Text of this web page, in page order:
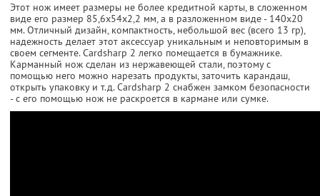
Этот нож имеет размеры не более кредитной карты, в сложенном
виде его размер 85,6x54x2,2 мм, а в разложенном виде - 140x20
мм. Отличный дизайн, компактность, небольшой вес (всего 13 гр),
надежность делает этот аксессуар уникальным и неповторимым в
своем сегменте. Cardsharp 2 легко помещается в бумажнике.
Карманный нож сделан из нержавеющей стали, поэтому с
помощью него можно нарезать продукты, заточить карандаш,
открыть упаковку и т.д. Cardsharp 2 снабжен замком безопасности
- с его помощью нож не раскроется в кармане или сумке.